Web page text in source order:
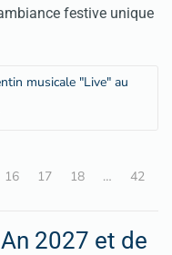
festive unique
musicale "Live" au
16 17 18 … 42
2027 et de